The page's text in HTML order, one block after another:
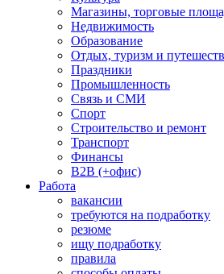
Магазины, торговые
Недвижимость
Образование
Отдых, туризм и
Праздники
Промышленность
Связь и СМИ
Спорт
Строительство и ремонт
Транспорт
Финансы
B2B (+офис)
Работа
вакансии
требуются на подработку
резюме
ищу подработку
правила